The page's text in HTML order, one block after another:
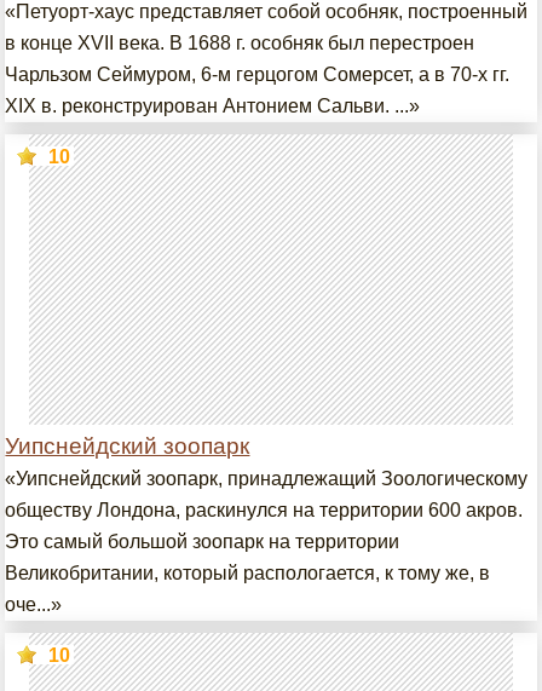
«Петуорт-хаус представляет собой особняк, построенный
в конце XVII века. В 1688 г. особняк был перестроен
Чарльзом Сеймуром, 6-м герцогом Сомерсет, а в 70-х гг.
XIX в. реконструирован Антонием Сальви. ...»
Уипснейдский зоопарк
10
«Уипснейдский зоопарк, принадлежащий Зоологическому
обществу Лондона, раскинулся на территории 600 акров.
Это самый большой зоопарк на территории
Великобритании, который распологается, к тому же, в
оче...»
10